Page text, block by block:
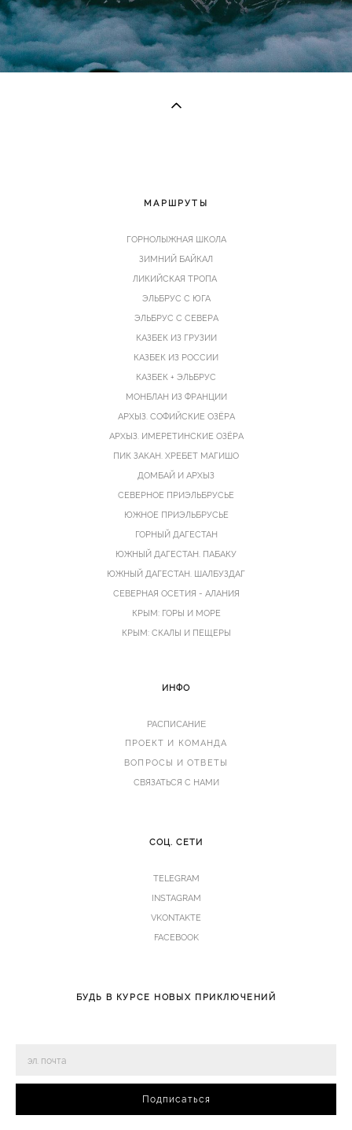
МАРШРУТЫ
ГОРНОЛЫЖНАЯ ШКОЛА
ЗИМНИЙ БАЙКАЛ
ЛИКИЙСКАЯ ТРОПА
ЭЛЬБРУС С ЮГА
ЭЛЬБРУС С СЕВЕРА
КАЗБЕК ИЗ ГРУЗИИ
КАЗБЕК ИЗ РОССИИ
КАЗБЕК + ЭЛЬБРУС
МОНБЛАН ИЗ ФРАНЦИИ
АРХЫЗ. СОФИЙСКИЕ ОЗЁРА
АРХЫЗ. ИМЕРЕТИНСКИЕ ОЗЁРА
ПИК ЗАКАН. ХРЕБЕТ МАГИШО
ДОМБАЙ И АРХЫЗ
СЕВЕРНОЕ ПРИЭЛЬБРУСЬЕ
ЮЖНОЕ ПРИЭЛЬБРУСЬЕ
ГОРНЫЙ ДАГЕСТАН
ЮЖНЫЙ ДАГЕСТАН. ПАБАКУ
ЮЖНЫЙ ДАГЕСТАН. ШАЛБУЗДАГ
СЕВЕРНАЯ ОСЕТИЯ - АЛАНИЯ
КРЫМ: ГОРЫ И МОРЕ
КРЫМ: СКАЛЫ И ПЕЩЕРЫ
ИНФО
РАСПИСАНИЕ
ПРОЕКТ И КОМАНДА
ВОПРОСЫ И ОТВЕТЫ
СВЯЗАТЬСЯ С НАМИ
СОЦ. СЕТИ
TELEGRAM
INSTAGRAM
VKONTAKTE
FACEBOOK
БУДЬ В КУРСЕ НОВЫХ ПРИКЛЮЧЕНИЙ
Подписаться